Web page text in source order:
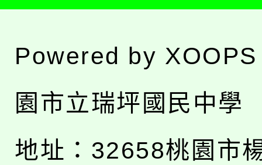
Powered by XOOPS
園市立瑞坪國民中學
地址： 32658桃園市